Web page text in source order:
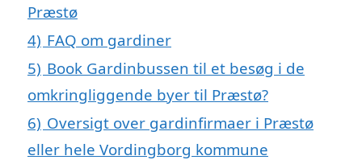
Præstø
4) FAQ om gardiner
5) Book Gardinbussen til et besøg i de
omkringliggende byer til Præstø?
6) Oversigt over gardinfirmaer i Præstø
eller hele Vordingborg kommune